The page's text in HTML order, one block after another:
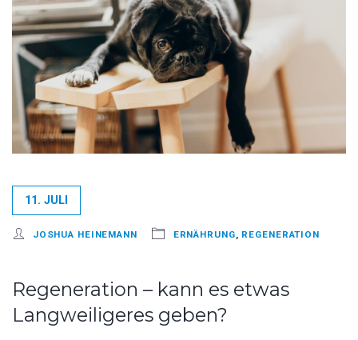
11. JULI
JOSHUA HEINEMANN ERNÄHRUNG REGENERATION
Regeneration – kann es etwas
Langweiligeres geben?